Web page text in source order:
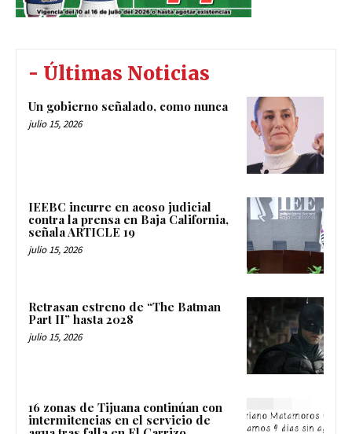
- Últimas Noticias
Un gobierno señalado, como nunca
julio 15, 2026
IEEBC incurre en acoso judicial
contra la prensa en Baja California,
señala ARTICLE 19
julio 15, 2026
Retrasan estreno de “The Batman
Part II” hasta 2028
julio 15, 2026
16 zonas de Tijuana continúan con
intermitencias en el servicio de